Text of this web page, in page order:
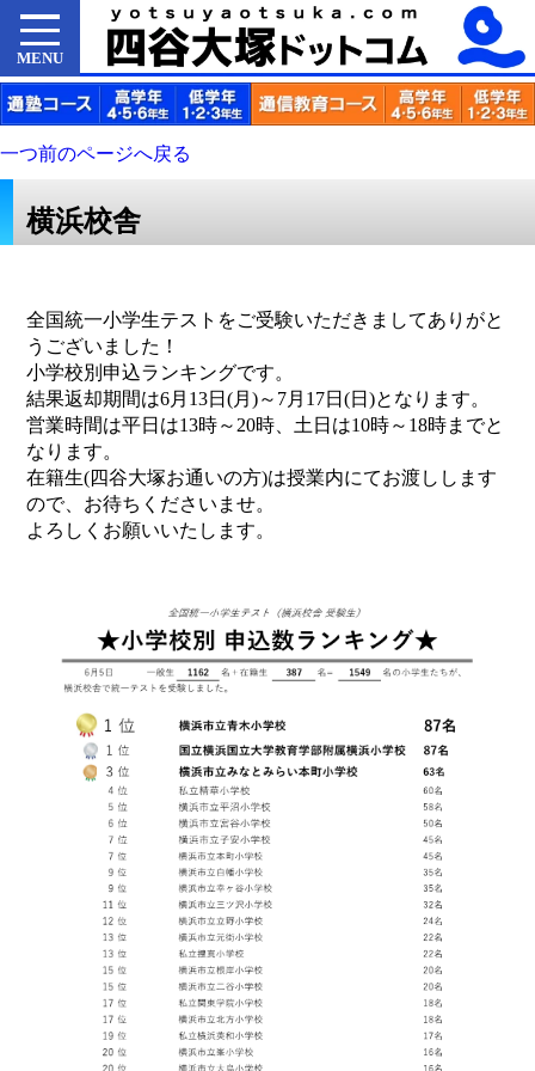
MENU
一つ前のページへ戻る
横浜校舎
全国統一小学生テストをご受験いただきましてありがと
うございました！
小学校別申込ランキングです。
結果返却期間は6月13日(月)～7月17日(日)となります。
営業時間は平日は13時～20時、土日は10時～18時までと
なります。
在籍生(四谷大塚お通いの方)は授業内にてお渡しします
ので、お待ちくださいませ。
よろしくお願いいたします。